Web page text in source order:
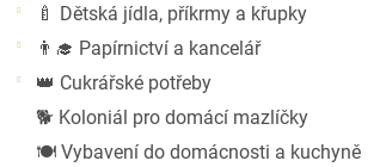
🍼 Dětská jídla, příkrmy a křupky
👨‍🎓 Papírnictví a kancelář
👑 Cukrářské potřeby
🐕 Koloniál pro domácí mazlíčky
🍽️ Vybavení do domácnosti a kuchyně